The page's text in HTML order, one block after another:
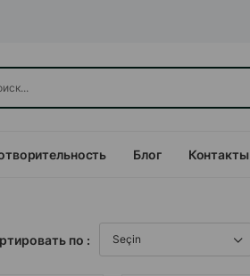
Блог Контакты
по :